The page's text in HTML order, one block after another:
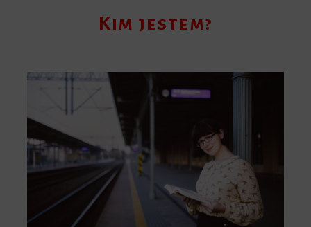
Kim jestem?